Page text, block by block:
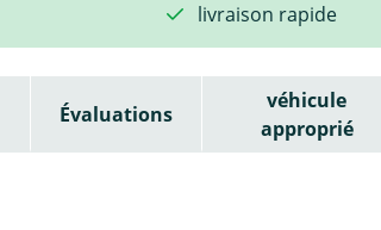
livraison rapide
Évaluations
véhicule
approprié